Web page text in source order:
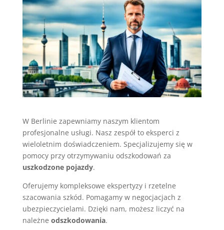
W Berlinie zapewniamy naszym klientom
profesjonalne usługi. Nasz zespół to eksperci z
wieloletnim doświadczeniem. Specjalizujemy się w
pomocy przy otrzymywaniu odszkodowań za
uszkodzone pojazdy.
Oferujemy kompleksowe ekspertyzy i rzetelne
szacowania szkód. Pomagamy w negocjacjach z
ubezpieczycielami. Dzięki nam, możesz liczyć na
należne odszkodowania.